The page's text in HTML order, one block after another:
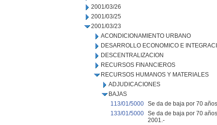
2001/03/26
2001/03/25
2001/03/23
ACONDICIONAMIENTO URBANO
DESARROLLO ECONOMICO E
DESCENTRALIZACION
RECURSOS FINANCIEROS
RECURSOS HUMANOS Y MATERIALES
ADJUDICACIONES
BAJAS
113/01/5000 Se da de baja por 70
133/01/5000 Se da de baja por 70
2001.-